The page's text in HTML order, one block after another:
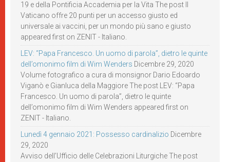
19 e della Pontificia Accademia per la Vita The post Il
Vaticano offre 20 punti per un accesso giusto ed
universale ai vaccini, per un mondo più sano e giusto
appeared first on ZENIT - Italiano.
LEV: “Papa Francesco. Un uomo di parola”, dietro le quinte
dell’omonimo film di Wim Wenders Dicembre 29, 2020
Volume fotografico a cura di monsignor Dario Edoardo
Viganò e Gianluca della Maggiore The post LEV: “Papa
Francesco. Un uomo di parola”, dietro le quinte
dell’omonimo film di Wim Wenders appeared first on
ZENIT - Italiano.
Lunedì 4 gennaio 2021: Possesso cardinalizio Dicembre
29, 2020
Avviso dell’Ufficio delle Celebrazioni Liturgiche The post